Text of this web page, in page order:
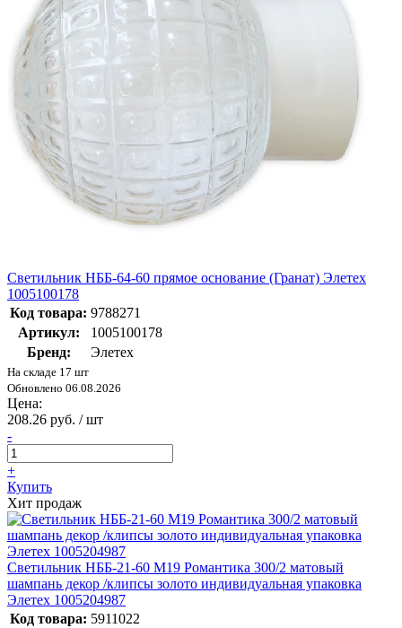
Светильник НББ-64-60 прямое основание (Гранат) Элетех
1005100178
Код товара: 9788271
Артикул:
1005100178
Бренд:
Элетех
На складе 17 шт
Обновлено 06.08.2026
Цена:
208.26 руб. / шт
-
+
Купить
Хит продаж
Светильник НББ-21-60 М19 Романтика 300/2 матовый
шампань декор /клипсы золото индивидуальная упаковка
Элетех 1005204987
Код товара: 5911022